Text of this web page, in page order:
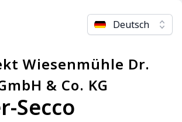
Deutsch
Wiesenmühle Dr.
& Co. KG
Secco